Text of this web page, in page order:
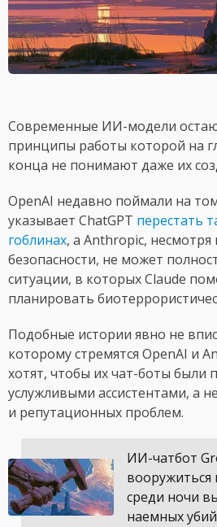
Современные ИИ-модели
принципы работы которой на
конца не понимают даже их
OpenAI недавно поймали на
указывает ChatGPT перестать
гоблинах, а Anthropic, несмотря
безопасности, не может
ситуации, в которых Claude
планировать
Подобные истории явно не
которому стремятся OpenAI и
хотят, чтобы их чат-боты были
услужливыми ассистентами, а
и репутационных проблем.
ИИ-чатбот
вооружиться
среди ночи
наемных